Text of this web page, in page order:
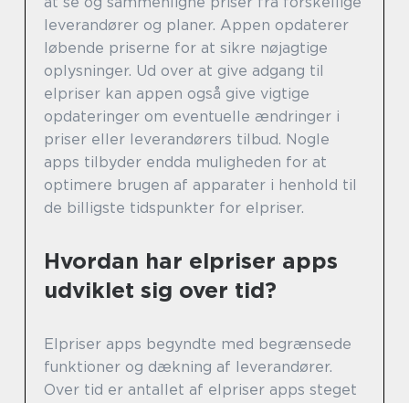
leverandører og planer. Appen opdaterer
løbende priserne for at sikre nøjagtige
oplysninger. Ud over at give adgang til
elpriser kan appen også give vigtige
opdateringer om eventuelle ændringer i
priser eller leverandørers tilbud. Nogle
apps tilbyder endda muligheden for at
optimere brugen af apparater i henhold til
de billigste tidspunkter for elpriser.
Hvordan har elpriser apps
udviklet sig over tid?
Elpriser apps begyndte med begrænsede
funktioner og dækning af leverandører.
Over tid er antallet af elpriser apps steget